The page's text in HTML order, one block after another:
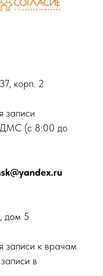
корп. 2
записи
(с 8:00 до
дом 5
записи к врачам
в